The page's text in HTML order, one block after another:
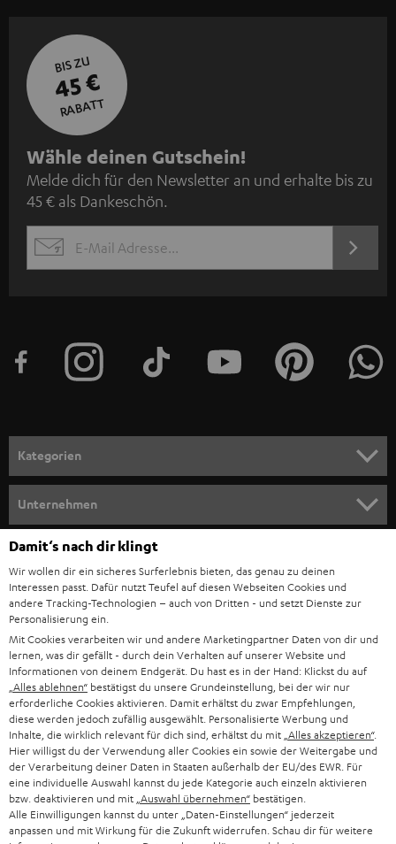
BIS ZU
45 €
RABATT
N
e
w
s
l
e
n
m
e
l
d
u
n
g
Wähle deinen Gutschein!
Melde dich für den Newsletter an und erhalte bis zu
45 € als Dankeschön.
EMAIL
JETZT
Kategorien
SOUNDBAR
HIFI-LAUTSPRECHER
SMART HOME
BLUETOOTH-LAUTSPRECHER
KOPFHÖRER
BLUETOOTH-KOPFHÖRER
STEREOANLAGEN
Unternehmen
SUPPORT
KARRIERE
PRESSE & MARKETING
GESCHÄFTSKUNDEN
PARTNERPROGRAMM
BLOG
NEWSLETTER
STORES
Teufel Onlineshops
DEUTSCHLAND
ÖSTERREICH
SCHWEIZ
NIEDERLANDE
BELGIEN
FRANKREICH
Damit‘s nach dir klingt
Wir wollen dir ein sicheres Surferlebnis bieten, das genau zu deinen
Interessen passt. Dafür nutzt Teufel auf diesen Webseiten Cookies und
andere Tracking-Technologien – auch von Dritten - und setzt Dienste zur
Personalisierung ein.
Mit Cookies verarbeiten wir und andere Marketingpartner Daten von dir und
lernen, was dir gefällt - durch dein Verhalten auf unserer Website und
Informationen von deinem Endgerät. Du hast es in der Hand: Klickst du auf
„Alles ablehnen“ bestätigst du unsere Grundeinstellung, bei der wir nur
erforderliche Cookies aktivieren. Damit erhältst du zwar Empfehlungen,
diese werden jedoch zufällig ausgewählt. Personalisierte Werbung und
Inhalte, die wirklich relevant für dich sind, erhältst du mit „Alles akzeptieren“.
Hier willigst du der Verwendung aller Cookies ein sowie der Weitergabe und
der Verarbeitung deiner Daten in Staaten außerhalb der EU/des EWR. Für
eine individuelle Auswahl kannst du jede Kategorie auch einzeln aktivieren
bzw. deaktivieren und mit „Auswahl übernehmen“ bestätigen.
Alle Einwilligungen kannst du unter „Daten-Einstellungen“ jederzeit
anpassen und mit Wirkung für die Zukunft widerrufen. Schau dir für weitere